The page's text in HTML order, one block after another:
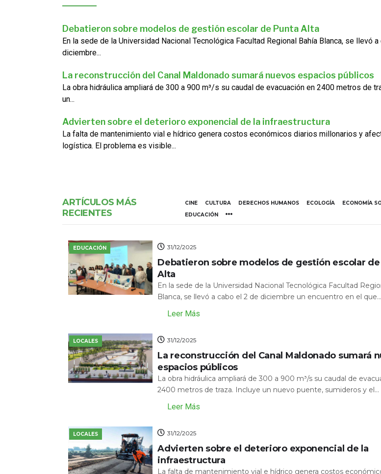
Debatieron sobre modelos de gestión escolar de Punta Alta
En la sede de la Universidad Nacional Tecnológica Facultad Regional Bahía Blanca, se llevó
diciembre...
La reconstrucción del Canal Maldonado sumará nuevos espacios públicos
La obra hidráulica ampliará de 300 a 900 m³/s su caudal de evacuación en 2400 metros de
un...
Advierten sobre el deterioro exponencial de la infraestructura
La falta de mantenimiento vial e hídrico genera costos económicos diarios millonarios y
logística. El problema es visible...
ARTÍCULOS MÁS
RECIENTES
CINE CULTURA DERECHOS HUMANOS ECOLOGÍA
ECONOMÍA
EDUCACIÓN
EDUCACIÓN 31/12/2025
Debatieron sobre modelos de gestión escolar
Alta
En la sede de la Universidad Nacional Tecnológica Facultad
Blanca, se llevó a cabo el 2 de diciembre un encuentro en el que...
Leer Más
LOCALES 31/12/2025
La reconstrucción del Canal Maldonado sumará
espacios públicos
La obra hidráulica ampliará de 300 a 900 m³/s su caudal de
2400 metros de traza. Incluye un nuevo puente, sumideros y el...
Leer Más
LOCALES 31/12/2025
Advierten sobre el deterioro exponencial de la
infraestructura
La falta de mantenimiento vial e hídrico genera costos